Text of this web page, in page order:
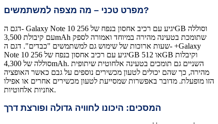
מפרט טכני – מה מצפה למשתמשים?
דגם ה- Galaxy Note 10 יגיע עם רכיב אחסון בנפח של 256GB וסוללה
עם קיבולת 3,500mAh שתומכת בטעינה מהירה במיוחד ואמורה לספק
שעות ארוכות של שימוש גם למשתמשים "כבדים". דגם ה- +Galaxy
Note 10 יגיע עם רכיב אחסון בנפח של 256GB או 512GB וקיבלות
סוללה של 4,300mAh. השניים גם תומכים בטעינה אלחוטית שיתופית
מהירה, כך שהם יכולים לטעון מכשירים נוספים על גבם כאשר האופציה
הזו מופעלת. מדובר באפשרות שמסייעת לטעון מכשירים אחרים או אפילו
אוזניות אלחוטיות.
המסכים: היכונו לחוויה גדולה ופורצת דרך